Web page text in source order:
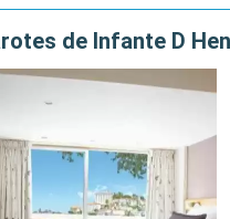
de Infante D